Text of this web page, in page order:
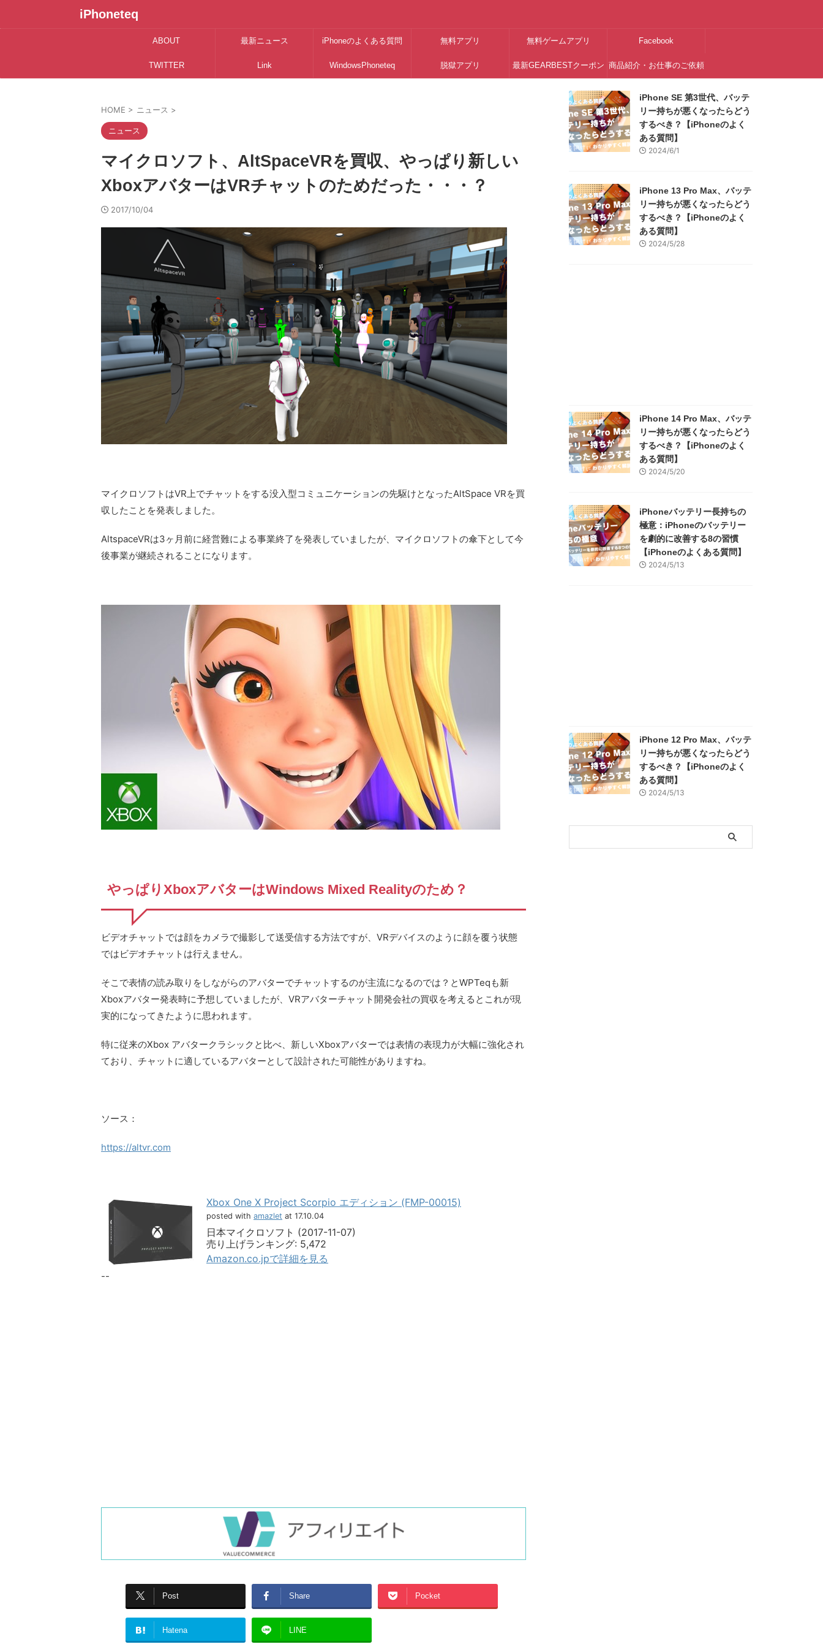
iPhoneteq
ABOUT 最新ニュース iPhoneのよくある質問 無料アプリ 無料ゲームアプリ Facebook
TWITTER Link WindowsPhoneteq 脱獄アプリ 最新GEARBESTクーポン 商品紹介・お仕事のご依頼
HOME > ニュース >
ニュース
マイクロソフト、AltSpaceVRを買収、やっぱり新しい
XboxアバターはVRチャットのためだった・・・？
2017/10/04
マイクロソフトはVR上でチャットをする没入型コミュニケーションの先駆けとなったAltSpace VRを買
収したことを発表しました。
AltspaceVRは3ヶ月前に経営難による事業終了を発表していましたが、マイクロソフトの傘下として今
後事業が継続されることになります。
やっぱりXboxアバターはWindows Mixed Realityのため？
ビデオチャットでは顔をカメラで撮影して送受信する方法ですが、VRデバイスのように顔を覆う状態
ではビデオチャットは行えません。
そこで表情の読み取りをしながらのアバターでチャットするのが主流になるのでは？とWPTeqも新
Xboxアバター発表時に予想していましたが、VRアバターチャット開発会社の買収を考えるとこれが現
実的になってきたように思われます。
特に従来のXbox アバタークラシックと比べ、新しいXboxアバターでは表情の表現力が大幅に強化され
ており、チャットに適しているアバターとして設計された可能性がありますね。
ソース：
https://altvr.com
Xbox One X Project Scorpio エディション (FMP-00015)
posted with amazlet at 17.10.04
日本マイクロソフト (2017-11-07)
売り上げランキング: 5,472
Amazon.co.jpで詳細を見る
--
Post Share Pocket
Hatena LINE
iPhone SE 第3世代、バッテ
リー持ちが悪くなったらどう
するべき？【iPhoneのよく
ある質問】
2024/6/1
iPhone 13 Pro Max、バッテ
リー持ちが悪くなったらどう
するべき？【iPhoneのよく
ある質問】
2024/5/28
iPhone 14 Pro Max、バッテ
リー持ちが悪くなったらどう
するべき？【iPhoneのよく
ある質問】
2024/5/20
iPhoneバッテリー長持ちの
極意：iPhoneのバッテリー
を劇的に改善する8の習慣
【iPhoneのよくある質問】
2024/5/13
iPhone 12 Pro Max、バッテ
リー持ちが悪くなったらどう
するべき？【iPhoneのよく
ある質問】
2024/5/13